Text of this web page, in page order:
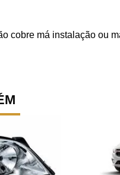
cobre má instalação ou